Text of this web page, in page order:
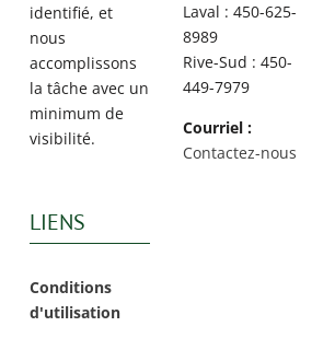
identifié, et
nous
accomplissons
la tâche avec un
minimum de
visibilité.
LIENS
Conditions
d'utilisation
Laval : 450-625-
8989
Rive-Sud : 450-
449-7979
Courriel :
Contactez-nous